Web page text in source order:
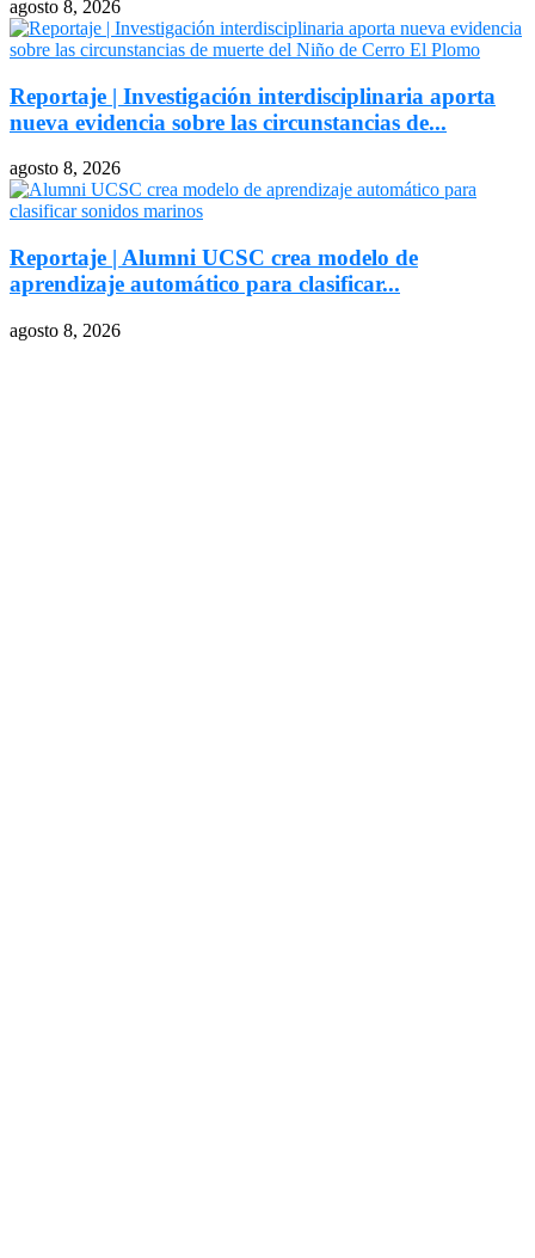
agosto 8, 2026
Reportaje | Investigación interdisciplinaria aporta
nueva evidencia sobre las circunstancias de...
agosto 8, 2026
Reportaje | Alumni UCSC crea modelo de
aprendizaje automático para clasificar...
agosto 8, 2026